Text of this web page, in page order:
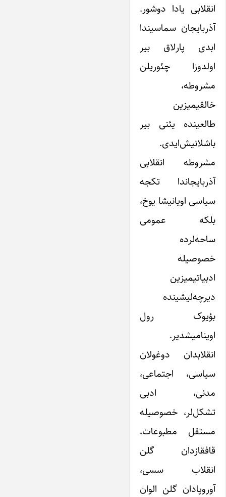
انقلابی یادا دوشور.
آذربایجان سماسیندا
ابدی پارلاق بیر
اولدوزا چئوریلن
مشروطه،
خالقیمیزین
طالعینده یئنی بیر
باشلانیش‌ایدی.
مشروطه انقلابی
آذربایجاندا تکجه
سیاسی اویانیشا یوخ،
بلکه عمومی
ساحه‌لرده
خصوصیله
ادبیاتیمیزین
دیرچه‌لیشینده
بؤیوک رول
اوینامیشدیر.
انقلابدان دوغولان
سیاسی، اجتماعی،
مدنی، ادبی
تشکل‌لر، خصوصیله
مستقل مطبوعات،
قافقازدان گلن
انقلاب سسی،
آوروپادان گلن الوان